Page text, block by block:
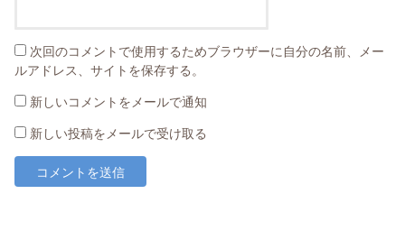
次回のコメントで使用するためブラウザーに自分の名前、メー
ルアドレス、サイトを保存する。
新しいコメントをメールで通知
新しい投稿をメールで受け取る